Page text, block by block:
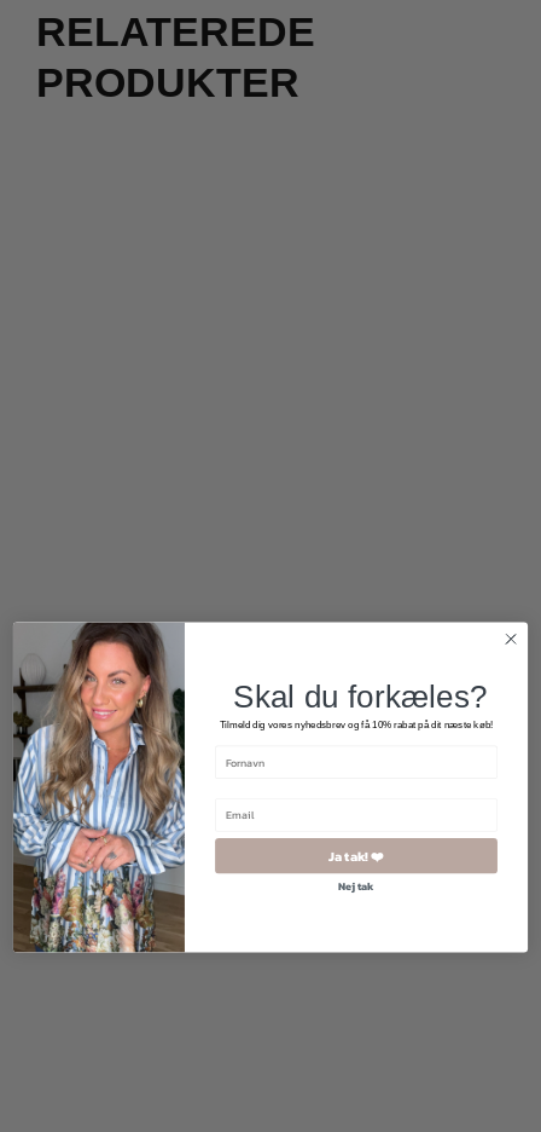
RELATEREDE
PRODUKTER
950,00 kr.
Skal du forkæles?
Tilmeld dig vores nyhedsbrev og få 10% rabat på dit næste køb!
Ja tak! ❤️
Nej tak